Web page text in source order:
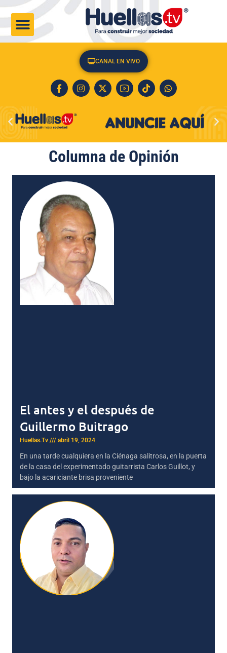
CANAL EN VIVO
Columna de Opinión
El antes y el después de
Guillermo Buitrago
Huellas.Tv abril 19, 2024
En una tarde cualquiera en la Ciénaga salitrosa, en la puerta
de la casa del experimentado guitarrista Carlos Guillot, y
bajo la acariciante brisa proveniente